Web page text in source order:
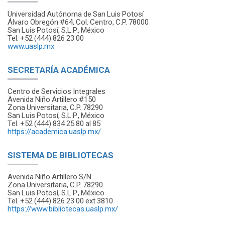
Universidad Autónoma de San Luis Potosí
Álvaro Obregón #64, Col. Centro, C.P. 78000
San Luis Potosí, S.L.P., México
Tel. +52 (444) 826 23 00
www.uaslp.mx
SECRETARÍA ACADÉMICA
Centro de Servicios Integrales
Avenida Niño Artillero #150
Zona Universitaria, C.P. 78290
San Luis Potosí, S.L.P., México
Tel. +52 (444) 834 25 80 al 85
https://academica.uaslp.mx/
SISTEMA DE BIBLIOTECAS
Avenida Niño Artillero S/N
Zona Universitaria, C.P. 78290
San Luis Potosí, S.L.P., México
Tel. +52 (444) 826 23 00 ext 3810
https://www.bibliotecas.uaslp.mx/